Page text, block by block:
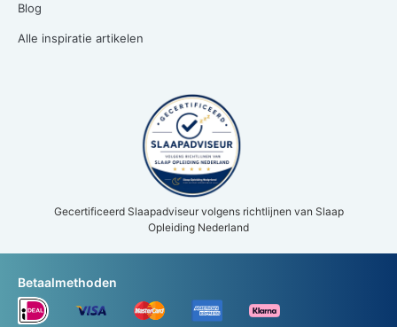
Blog
Alle inspiratie artikelen
Gecertificeerd Slaapadviseur volgens richtlijnen van Slaap
Opleiding Nederland
Betaalmethoden